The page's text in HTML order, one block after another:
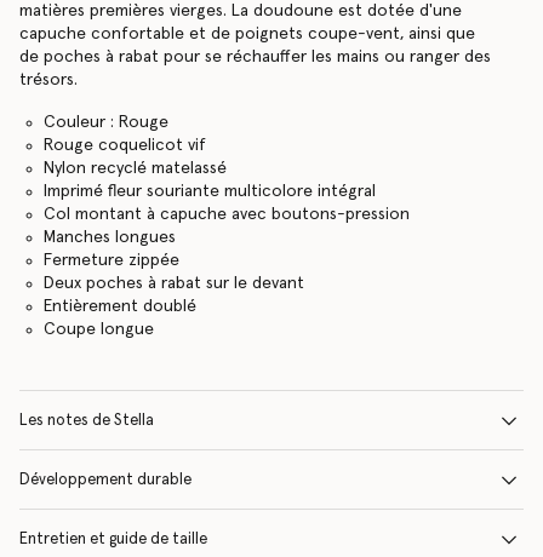
matières premières vierges. La doudoune est dotée d'une
capuche confortable et de poignets coupe-vent, ainsi que
de poches à rabat pour se réchauffer les mains ou ranger des
trésors.
Couleur : Rouge
Rouge coquelicot vif
Nylon recyclé matelassé
Imprimé fleur souriante multicolore intégral
Col montant à capuche avec boutons-pression
Manches longues
Fermeture zippée
Deux poches à rabat sur le devant
Entièrement doublé
Coupe longue
Les notes de Stella
Développement durable
Entretien et guide de taille